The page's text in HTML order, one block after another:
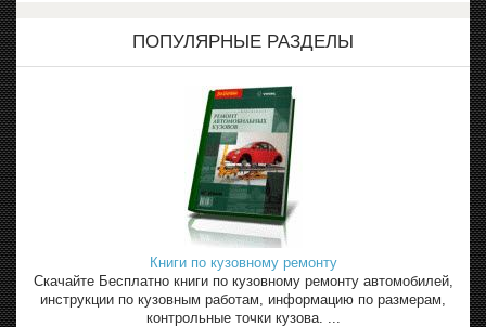
ПОПУЛЯРНЫЕ РАЗДЕЛЫ
Книги по кузовному ремонту
Скачайте Бесплатно книги по кузовному ремонту автомобилей,
инструкции по кузовным работам, информацию по размерам,
контрольные точки кузова. ...